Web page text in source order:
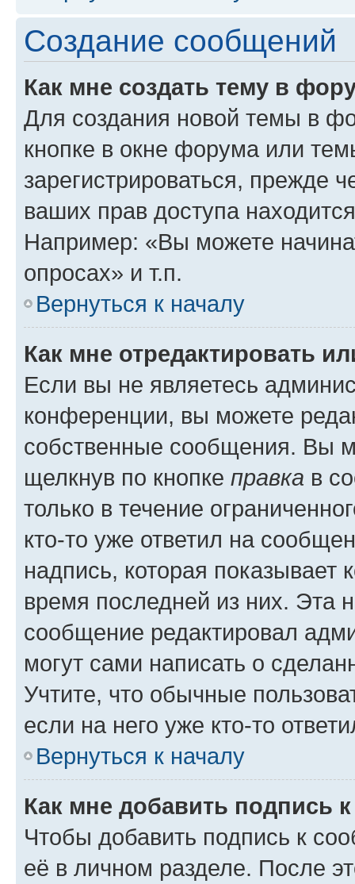
Создание сообщений
Как мне создать тему в
Для создания новой темы в
кнопке в окне форума или
зарегистрироваться, прежде
ваших прав доступа
Например: «Вы можете
опросах» и т.п.
Вернуться к началу
Как мне отредактировать
Если вы не являетесь
конференции, вы можете
собственные сообщения. Вы
щелкнув по кнопке правка в
только в течение
кто-то уже ответил на
надпись, которая показывает
время последней из них. Эта
сообщение редактировал
могут сами написать о
Учтите, что обычные
если на него уже кто-то
Вернуться к началу
Как мне добавить подпись
Чтобы добавить подпись к
её в личном разделе. После